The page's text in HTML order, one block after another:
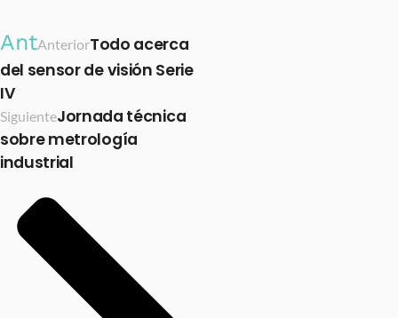
AntAnteriorTodo acerca
del sensor de visión Serie
IV
SiguienteJornada técnica
sobre metrología
industrial